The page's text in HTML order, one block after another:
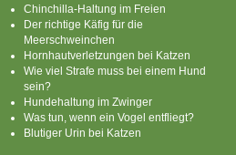
Chinchilla-Haltung im Freien
Der richtige Käfig für die
Meerschweinchen
Hornhautverletzungen bei Katzen
Wie viel Strafe muss bei einem Hund
sein?
Hundehaltung im Zwinger
Was tun, wenn ein Vogel entfliegt?
Blutiger Urin bei Katzen